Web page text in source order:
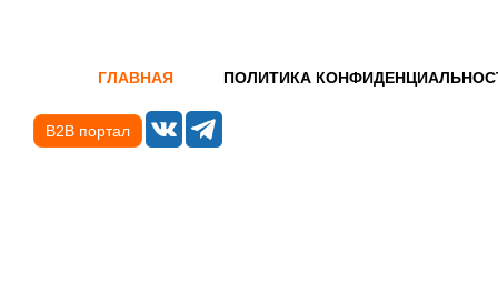
ГЛАВНАЯ ПОЛИТИКА
B2B портал